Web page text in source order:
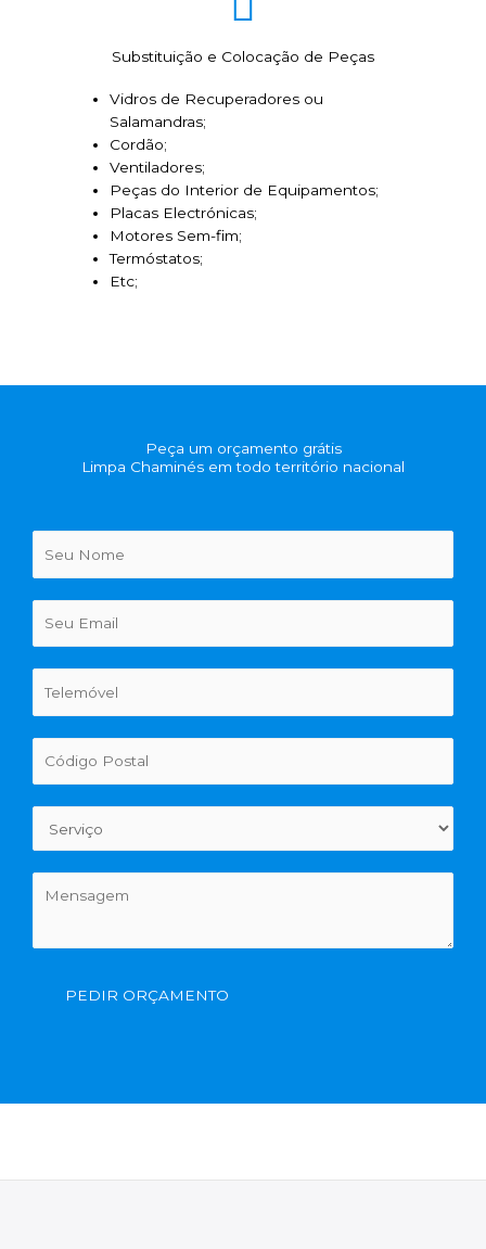
Substituição e Colocação de Peças
Vidros de Recuperadores ou
Salamandras;
Cordão;
Ventiladores;
Peças do Interior de Equipamentos;
Placas Electrónicas;
Motores Sem-fim;
Termóstatos;
Etc;
Peça um orçamento grátis
Limpa Chaminés em todo território nacional
PEDIR ORÇAMENTO